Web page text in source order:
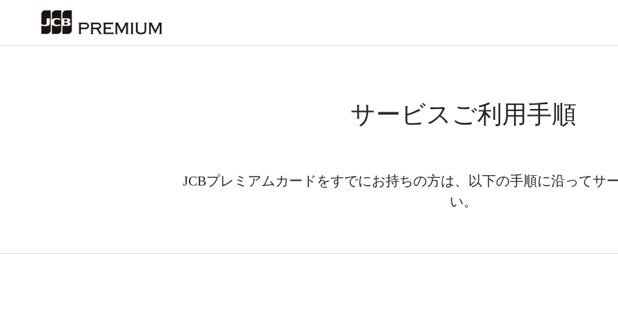
サービスご利用手順
JCBプレミアムカードをすでにお持ちの方は、以下の手順に沿ってサ
い。